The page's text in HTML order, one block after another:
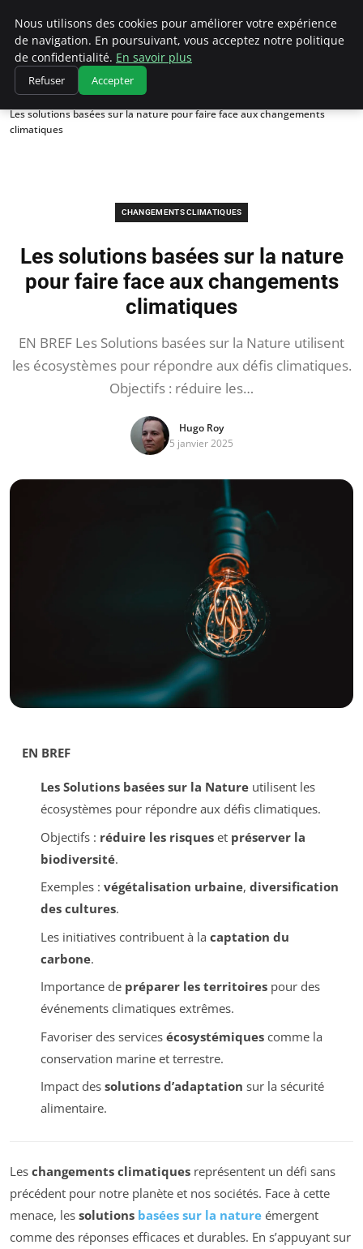
Climatedebtagents
Accueil
Changements climatiques
Les solutions basées sur la nature pour faire face aux changements
climatiques
CHANGEMENTS CLIMATIQUES
Les solutions basées sur la nature
pour faire face aux changements
climatiques
EN BREF Les Solutions basées sur la Nature utilisent
les écosystèmes pour répondre aux défis climatiques.
Objectifs : réduire les…
Hugo Roy
5 janvier 2025
EN BREF
Les Solutions basées sur la Natureutilisent les
écosystèmes pour répondre aux défis climatiques.
Objectifs : réduire les risqueset préserver la
biodiversité.
Exemples : végétalisation urbaine, diversification
des cultures.
Les initiatives contribuent à la captation du
carbone.
Importance de préparer les territoirespour des
événements climatiques extrêmes.
Favoriser des services écosystémiquescomme la
conservation marine et terrestre.
Impact des solutions d’adaptation sur la sécurité
alimentaire.
Les changements climatiques représentent un défi sans
précédent pour notre planète et nos sociétés. Face à cette
menace, les solutions basées sur la nature émergent
comme des réponses efficaces et durables. En s’appuyant sur
Nous utilisons des cookies pour améliorer votre expérience
de navigation. En poursuivant, vous acceptez notre politique
de confidentialité. En savoir plus
Refuser Accepter